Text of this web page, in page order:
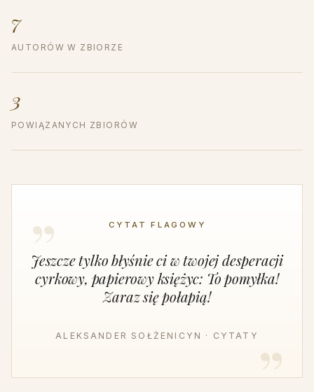
7
AUTORÓW W ZBIORZE
3
POWIĄZANYCH ZBIORÓW
CYTAT FLAGOWY
Jeszcze tylko błyśnie ci w twojej desperacji
cyrkowy, papierowy księżyc: To pomyłka!
Zaraz się połapią!
ALEKSANDER SOŁŻENICYN · CYTATY